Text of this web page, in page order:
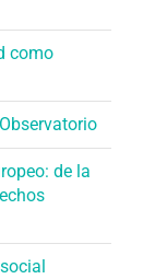
como
de la